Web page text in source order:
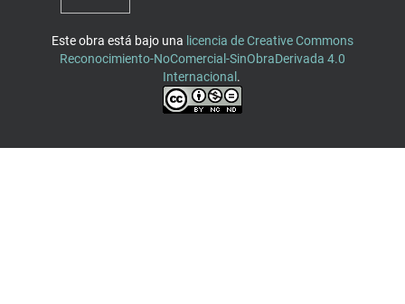
Este obra está bajo una licencia de Creative Commons
Reconocimiento-NoComercial-SinObraDerivada 4.0
Internacional .